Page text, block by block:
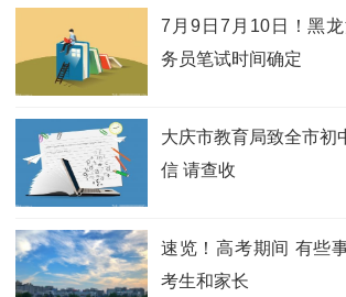
7月9日7月10日！黑
务员笔试时间确定
大庆市教育局致全市初
信 请查收
速览！高考期间 有些
考生和家长